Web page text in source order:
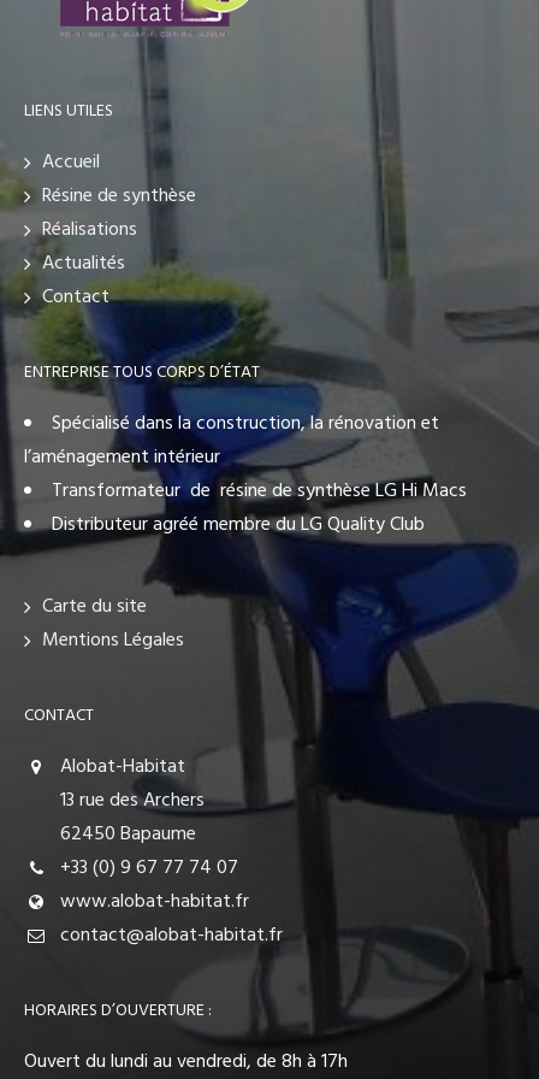
LIENS UTILES
Accueil
Résine de synthèse
Réalisations
Actualités
Contact
ENTREPRISE TOUS CORPS D’ÉTAT
Spécialisé dans la construction, la rénovation et
l’aménagement intérieur
Transformateur de résine de synthèse LG Hi Macs
Distributeur agréé membre du LG Quality Club
Carte du site
Mentions Légales
CONTACT
Alobat-Habitat
13 rue des Archers
62450 Bapaume
+33 (0) 9 67 77 74 07
www.alobat-habitat.fr
contact@alobat-habitat.fr
HORAIRES D’OUVERTURE :
Ouvert du lundi au vendredi, de 8h à 17h